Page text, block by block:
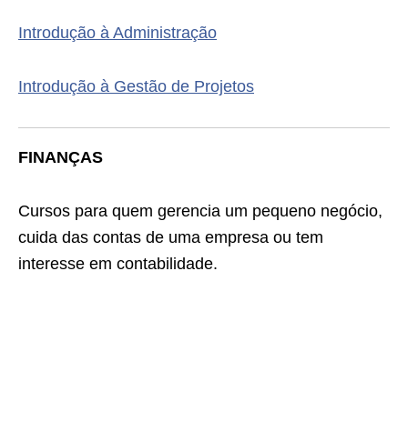
Introdução à Administração
Introdução à Gestão de Projetos
FINANÇAS
Cursos para quem gerencia um pequeno negócio,
cuida das contas de uma empresa ou tem
interesse em contabilidade.